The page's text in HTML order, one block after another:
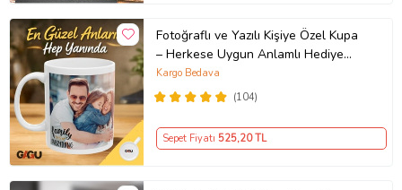
Fotoğraflı ve Yazılı Kişiye Özel Kupa
– Herkese Uygun Anlamlı Hediye
Porselen Baskılı Kupa (Beyaz)
(104)
Kargo Bedava
Sepet Fiyatı 525,20 TL